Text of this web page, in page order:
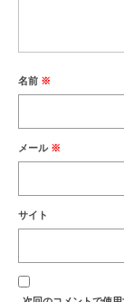
名前 ※
メール ※
サイト